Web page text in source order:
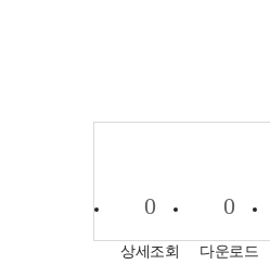
0
상세조회
0
다운로드